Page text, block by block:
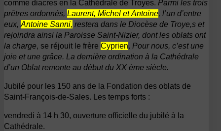
comme diacres en la Cathédrale de Troyes. Parmi les trois
prêtres ordonnés, Laurent, Michel et Antoine, l’un d’entre
eux, Antoine Sanni, restera dans le Diocèse de Troye,s et
rejoindra ainsi la Paroisse Saint-Nizier, dont les oblats ont
la charge, se réjouit le frère Cyprien. Pour nous, c’est une
joie et une grâce. La dernière ordination à la Cathédrale
d’un Oblat remonte au début du XX ème siècle.
Jubilé pour les 150 ans de la Fondation des oblats de
Saint-François-de-Sales. Les temps forts :
vendredi à 14 h 30, ouverture officielle du jubilé à la
Cathédrale.